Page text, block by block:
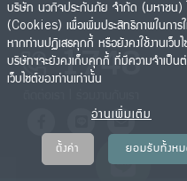
1748
บริษัท นวกิจประกันภัย จำกัด (มหาชน)
(Cookies) เพื่อเพิ่มประสิทธิภาพในการ
หากท่านปฏิเสธคุกกี้ หรือยังคงใช้งานเว็บ
บริษัทฯจะยังคงเก็บคุกกี้ ที่มีความจำเป็นต่
เว็บไซต์ของท่านเท่านั้น
อ่านเพิ่มเติม
ตั้งค่า ยอมรับทั้งห